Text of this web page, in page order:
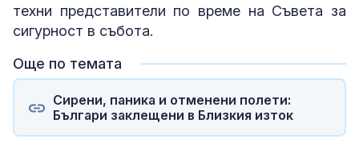
техни представители по време на Съвета за
сигурност в събота.
Още по темата
Сирени, паника и отменени полети:
Българи заклещени в Близкия изток